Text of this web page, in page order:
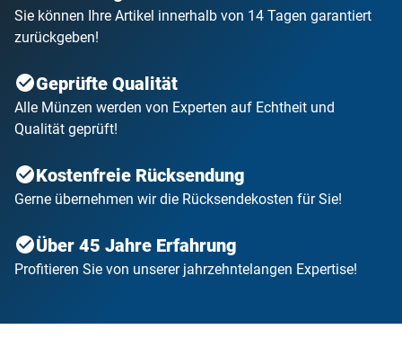
Sie können Ihre Artikel innerhalb von 14 Tagen garantiert
zurückgeben!
Geprüfte Qualität
Alle Münzen werden von Experten auf Echtheit und
Qualität geprüft!
Kostenfreie Rücksendung
Gerne übernehmen wir die Rücksendekosten für Sie!
Über 45 Jahre Erfahrung
Profitieren Sie von unserer jahrzehntelangen Expertise!